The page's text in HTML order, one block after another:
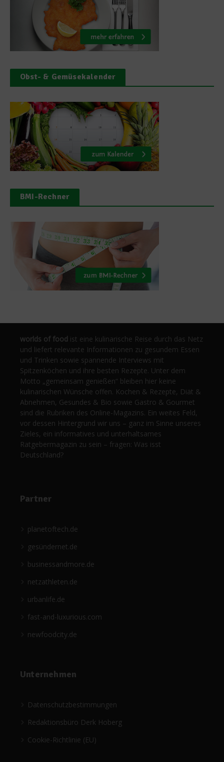
Obst- & Gemüsekalender
BMI-Rechner
worlds of food ist eine kulinarische Reise durch das Netz
und liefert relevante Informationen zu gesundem Essen
und Trinken sowie spannende Interviews mit
Spitzenköchen und ihre besten Rezepte. Unter dem
Motto „gemeinsam genießen“ bleiben hier keine
kulinarischen Wünsche offen. Kochen & Rezepte, Diät &
Abnehmen, Gesundes & Bio sowie Gastro & Gourmet
sind die Rubriken des Online-Magazins. Ein weites Feld,
vor dessen Hintergrund wir uns – ganz im Sinne unseres
Zieles, ein informatives und unterhaltsames
Ratgebermagazin zu sein – fragen: Was isst
Deutschland?
Partner
planetoftech.de
gesündernet.de
businessandmore.de
netzathleten.de
urbanlife.de
fast-and-luxurious.com
newfoodcity.de
Unternehmen
Datenschutzbestimmungen
Redaktionsbüro Derk Hoberg
Cookie-Richtlinie (EU)